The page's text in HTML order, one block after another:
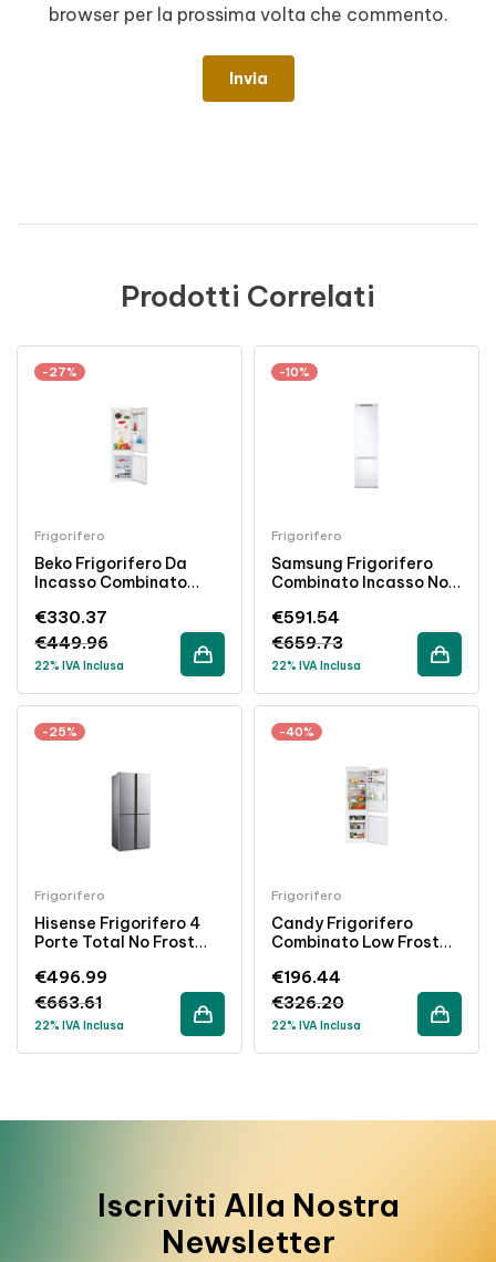
browser per la prossima volta che commento.
Prodotti Correlati
-27%
Frigorifero
Beko Frigorifero Da
Incasso Combinato
Bianco
€449.96
€330.37
22% IVA Inclusa
-10%
Frigorifero
Samsung Frigorifero
Combinato Incasso No
Bianco
€659.73
€591.54
22% IVA Inclusa
-25%
Frigorifero
Hisense Frigorifero 4
Porte Total No Frost
€663.61
€496.99
22% IVA Inclusa
-40%
Frigorifero
Candy Frigorifero
Combinato Low Frost
Bianco Da Incasso
€326.20
€196.44
22% IVA Inclusa
Iscriviti Alla Nostra
Newsletter